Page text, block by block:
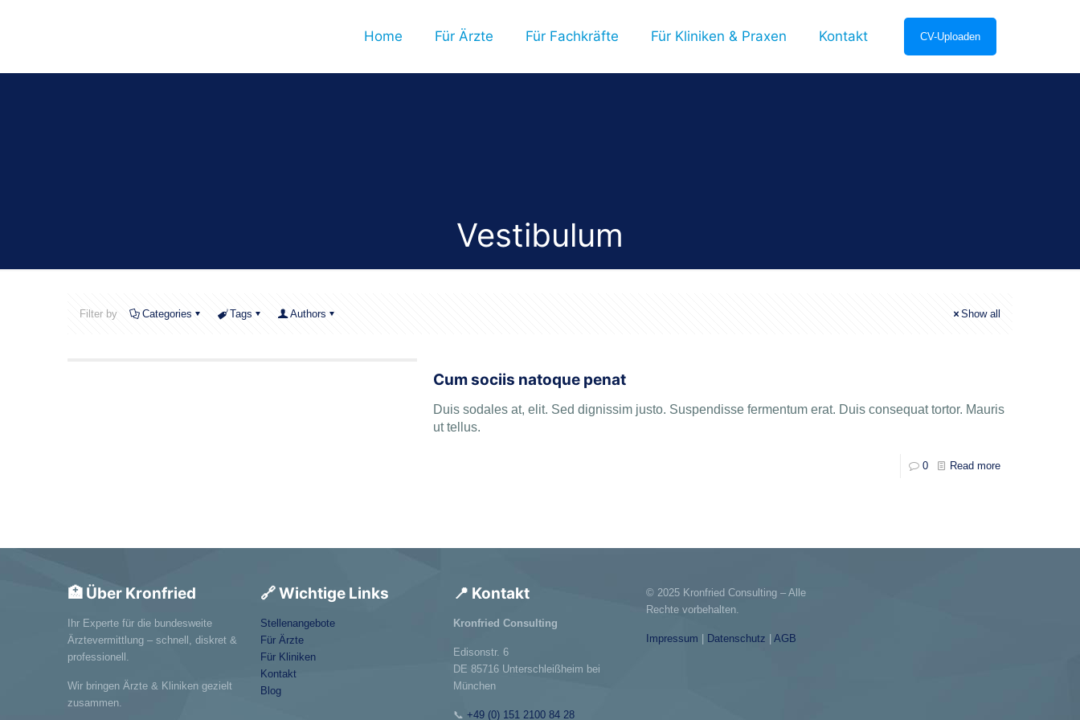
Home Für Ärzte Für Fachkräfte Für Kliniken & Praxen Kontakt CV-Uploaden
Vestibulum
Filter by Categories Tags Authors Show all
Cum sociis natoque penat
Duis sodales at, elit. Sed dignissim justo. Suspendisse fermentum erat. Duis consequat tortor. Mauris
ut tellus.
0 Read more
🏥 Über Kronfried
Ihr Experte für die bundesweite
Ärztevermittlung – schnell, diskret &
professionell.
Wir bringen Ärzte & Kliniken gezielt
zusammen.
🔗 Wichtige Links
Stellenangebote
Für Ärzte
Für Kliniken
Kontakt
Blog
📍 Kontakt
Kronfried Consulting
Edisonstr. 6
DE 85716 Unterschleißheim bei
München
📞 +49 (0) 151 2100 84 28
© 2025 Kronfried Consulting – Alle
Rechte vorbehalten.
Impressum Datenschutz AGB